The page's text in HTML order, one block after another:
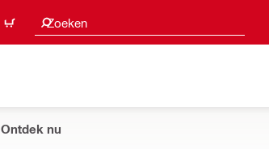
Zoeken
Zoeksuggesties
Ontdek nu